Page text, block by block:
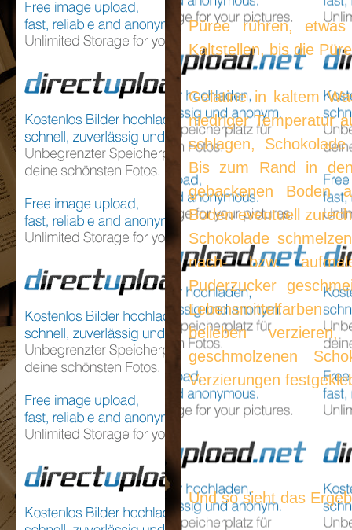
Püree rühren,
Kaltstellen, bis die
Gelatine in kaltem
niedriger Temperatur
schlagen,
Bis zum Rand in
gebackenen Boden
Boden eventuell
Schokolade
nach- bzw.
Puderzucker
belieben
geschmolzenen
Verzierungen
Und so sieht das